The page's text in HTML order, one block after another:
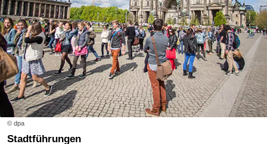
© dpa
Stadtführungen